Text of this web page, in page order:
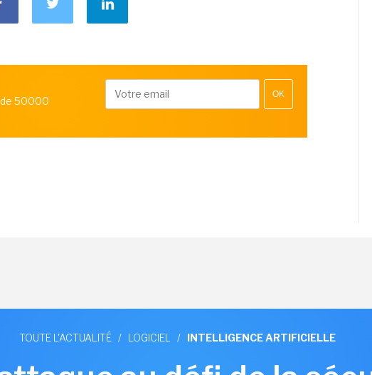
50000
OK
TOUTE L'ACTUALITÉ / LOGICIEL / INTELLIGENCE ARTIFICIELLE